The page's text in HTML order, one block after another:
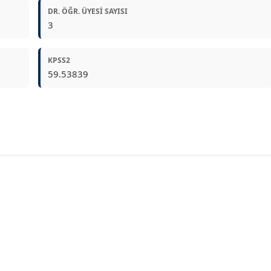
DR. ÖĞR. ÜYESI SAYISI
3
KPSS2
59.53839